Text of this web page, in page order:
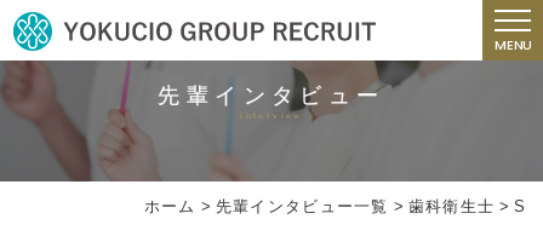
MENU
先輩インタビュー
interview
ホーム > 先輩インタビュー一覧 > 歯科衛生士 >S